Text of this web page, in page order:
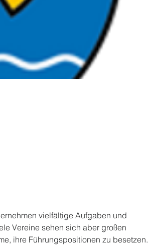
vielfältige Aufgaben und
Vereine sehen sich aber großen
ihre Führungspositionen zu besetzen.